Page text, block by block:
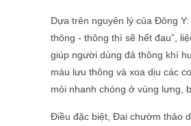
Dựa trên nguyên lý của Đông Y:
thông - thông thì sẽ hết đau”,
giúp người dùng đả thông khí
máu lưu thông và xoa dịu các
mỏi nhanh chóng ở vùng lưng,
Điều đặc biệt, Đai chườm thảo